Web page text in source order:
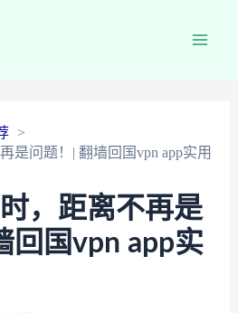
是问题！| 翻墙回国vpn app实用
，距离不再是
回国vpn app实